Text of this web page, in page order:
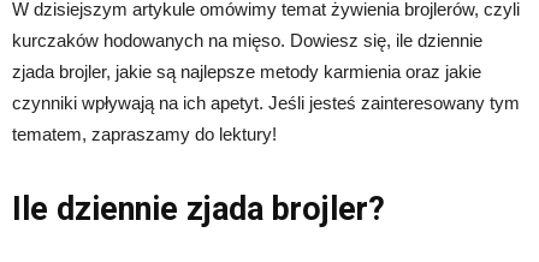
W dzisiejszym artykule omówimy temat żywienia brojlerów, czyli
kurczaków hodowanych na mięso. Dowiesz się, ile dziennie
zjada brojler, jakie są najlepsze metody karmienia oraz jakie
czynniki wpływają na ich apetyt. Jeśli jesteś zainteresowany tym
tematem, zapraszamy do lektury!
Ile dziennie zjada brojler?